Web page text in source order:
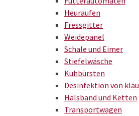
Heuraufen
Fressgitter
Weidepanel
Schale und Eimer
Stiefelwäsche
Kuhbürsten
Desinfektion von
Halsband und Ketten
Transportwagen